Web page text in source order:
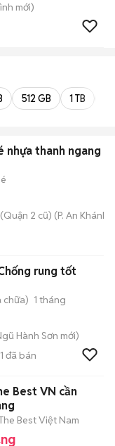
mới)
512 GB 1 TB
nhựa thanh ngang
2 cũ) (P. An Khánh
rung tốt
chữa) 1 tháng
Hành Sơn mới)
1 đã bán
Best VN cần
Best Việt Nam